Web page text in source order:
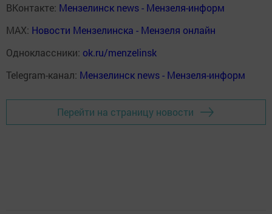
ВКонтакте: Мензелинск news - Мензеля-информ
MAX: Новости Мензелинска - Мензеля онлайн
Одноклассники: ok.ru/menzelinsk
Telegram-канал: Мензелинск news - Мензеля-информ
Перейти на страницу новости